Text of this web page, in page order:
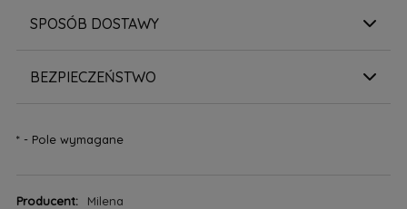
SPOSÓB DOSTAWY
BEZPIECZEŃSTWO
*- Pole wymagane
Producent: Milena